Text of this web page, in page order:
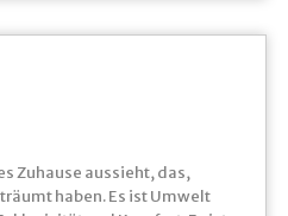
Zuhause aussieht, das,
haben. Es ist Umwelt